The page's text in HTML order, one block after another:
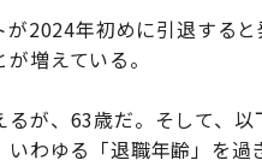
2024年初めに引退する
増えている。
が、63歳だ。そして、
わゆる「退職年齢」を過